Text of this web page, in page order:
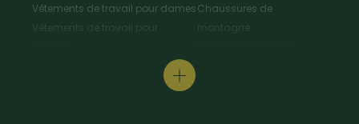
Vêtements de travail pour dames
Vêtements de travail pour
Tabliers & Manteaux de travail
Chaussures de
montagne